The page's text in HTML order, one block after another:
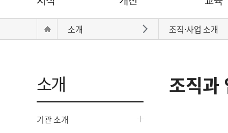
재
Home
소개 바로가기조직·사업 소개
소개
기관 소개
조직과